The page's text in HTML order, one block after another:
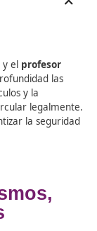
vial
circular
garantizar la